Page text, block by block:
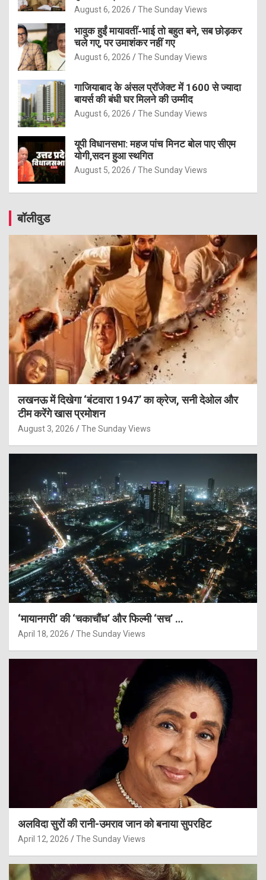
August 6, 2026 The Sunday Views
भावुक हुईं मायावतीं-भाई तो बहुत बने, सब छोड़कर
चले गए, पर उमाशंकर नहीं गए
August 6, 2026 The Sunday Views
गाजियाबाद के अंसल प्रॉजेक्ट में 1600 से ज्यादा
बायर्स की बंधी घर मिलने की उम्मीद
August 6, 2026 The Sunday Views
यूपी विधानसभा: महज पांच मिनट बोल पाए सीएम
योगी,सदन हुआ स्थगित
August 5, 2026 The Sunday Views
बॉलीवुड
लखनऊ में दिखेगा ‘बंटवारा 1947’ का क्रेज, सनी देओल और
टीम करेंगे खास प्रमोशन
August 3, 2026 The Sunday Views
‘मायानगरी’ की ‘चकाचौंध’ और फिल्मी ‘सच’ …
April 18, 2026 The Sunday Views
अलविदा सुरों की रानी-उमराव जान को बनाया सुपरहिट
April 12, 2026 The Sunday Views